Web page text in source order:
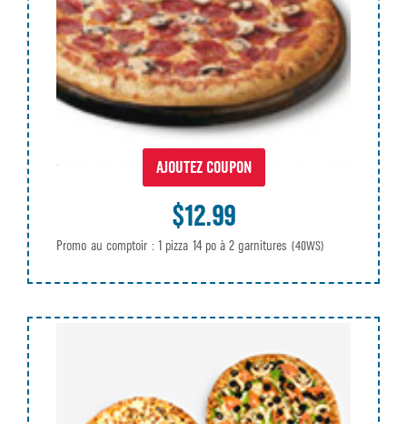
AJOUTEZ COUPON
$12.99
Promo au comptoir : 1 pizza 14 po à 2 garnitures (40WS)